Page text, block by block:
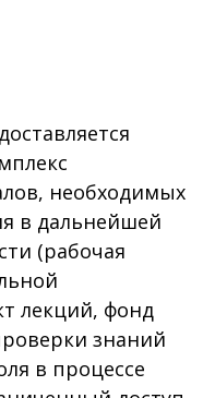
необходимых
в дальнейшей
(рабочая
лекций, фонд
знаний
в процессе